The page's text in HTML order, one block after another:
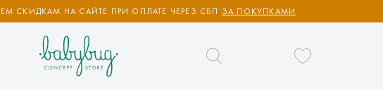
СКИДКАМ НА САЙТЕ ПРИ ОПЛАТЕ ЧЕРЕЗ СБП ЗА ПОКУПКАМИ